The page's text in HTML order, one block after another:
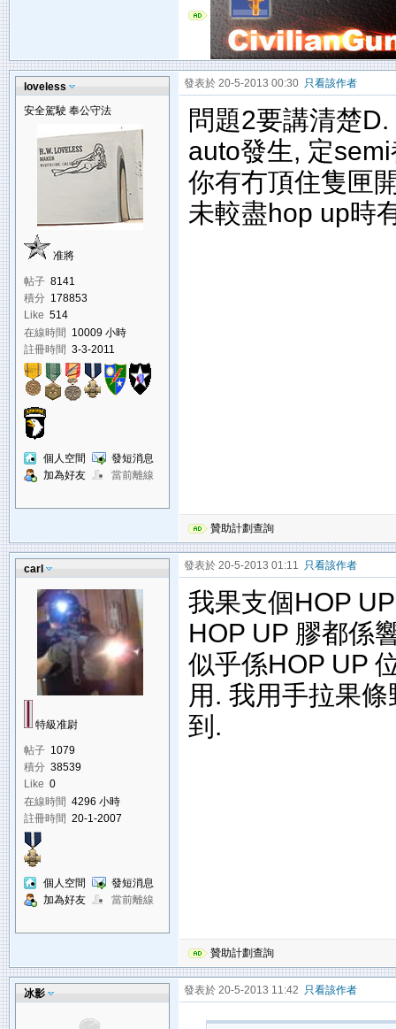
loveless
安全駕駛 奉公守法
准將
帖子 8141
積分 178853
Like 514
在線時間 10009 小時
註冊時間 3-3-2011
個人空間
發短消息
加為好友
當前離線
發表於 20-5-2013 00:30 只看該作者
問題2要講清楚D.
auto發生, 定
你有冇頂住隻匣
未較盡hop up時
贊助計劃查詢
carl
特級准尉
帖子 1079
積分 38539
Like 0
在線時間 4296 小時
註冊時間 20-1-2007
個人空間
發短消息
加為好友
當前離線
發表於 20-5-2013 01:11 只看該作者
我果支個HOP
HOP UP 膠都係
似乎係HOP UP
用. 我用手拉果
到.
贊助計劃查詢
冰影 發表於 20-5-2013 11:42 只看該作者